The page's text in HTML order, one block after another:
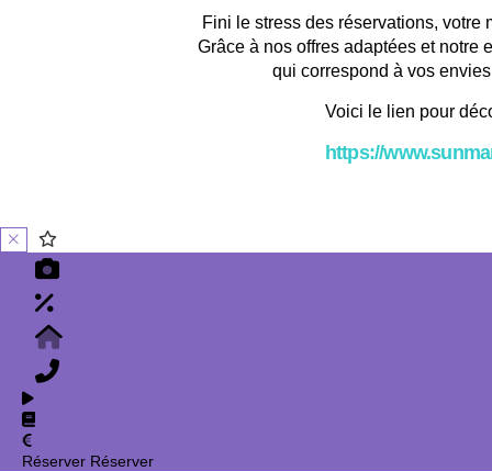
Fini le stress des réservations,
Grâce à nos offres adaptées et notre
qui correspond à vos
Voici le lien pour
https://
Réserver Réserver